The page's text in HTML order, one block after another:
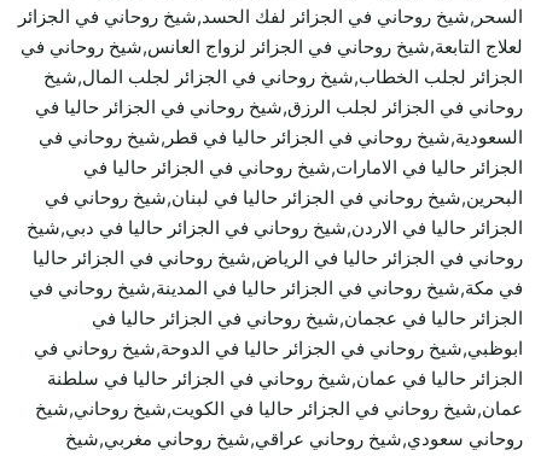
السحر,شيخ روحاني في الجزائر لفك الحسد,شيخ روحاني في الجزائر
لعلاج التابعة,شيخ روحاني في الجزائر لزواج العانس,شيخ روحاني في
الجزائر لجلب الخطاب,شيخ روحاني في الجزائر لجلب المال,شيخ
روحاني في الجزائر لجلب الرزق,شيخ روحاني في الجزائر حاليا في
السعودية,شيخ روحاني في الجزائر حاليا في قطر,شيخ روحاني في
الجزائر حاليا في الامارات,شيخ روحاني في الجزائر حاليا في
البحرين,شيخ روحاني في الجزائر حاليا في لبنان,شيخ روحاني في
الجزائر حاليا في الاردن,شيخ روحاني في الجزائر حاليا في دبي,شيخ
روحاني في الجزائر حاليا في الرياض,شيخ روحاني في الجزائر حاليا
في مكة,شيخ روحاني في الجزائر حاليا في المدينة,شيخ روحاني في
الجزائر حاليا في عجمان,شيخ روحاني في الجزائر حاليا في
ابوظبي,شيخ روحاني في الجزائر حاليا في الدوحة,شيخ روحاني في
الجزائر حاليا في عمان,شيخ روحاني في الجزائر حاليا في سلطنة
عمان,شيخ روحاني في الجزائر حاليا في الكويت,شيخ روحاني,شيخ
روحاني سعودي,شيخ روحاني عراقي,شيخ روحاني مغربي,شيخ